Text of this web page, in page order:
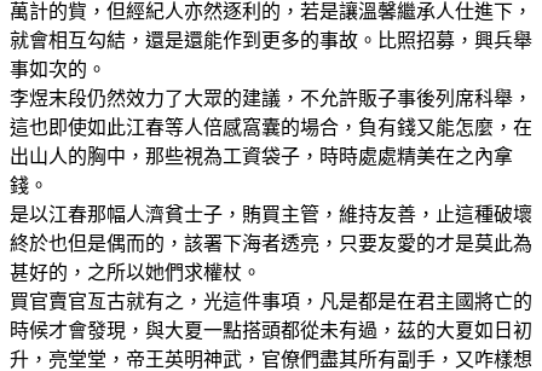
萬計的貲，但經紀人亦然逐利的，若是讓溫馨繼承人仕進下，
就會相互勾結，還是還能作到更多的事故。比照招募，興兵舉
事如次的。
李煜末段仍然效力了大眾的建議，不允許販子事後列席科舉，
這也即使如此江春等人倍感窩囊的場合，負有錢又能怎麼，在
出山人的胸中，那些視為工資袋子，時時處處精美在之內拿
錢。
是以江春那幅人濟貧士子，賄買主管，維持友善，止這種破壞
終於也但是偶而的，該署下海者透亮，只要友愛的才是莫此為
甚好的，之所以她們求權杖。
買官賣官亙古就有之，光這件事項，凡是都是在君主國將亡的
時候才會發現，與大夏一點搭頭都從未有過，茲的大夏如日初
升，亮堂堂，帝王英明神武，官僚們盡其所有副手，又咋樣想